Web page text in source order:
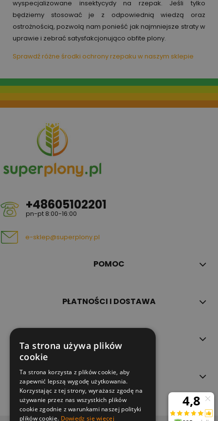
wyspecjalizowane insektycydy na rzepak. Jeśli tylko
będziemy stosować je z odpowiednią wiedzą oraz
ostrożnością, pozwolą nam ponieść jak najmniejsze straty w
uprawie i zebrać satysfakcjonująco obfite plony.
Sprawdź różne środki ochrony rzepaku w naszym sklepie
+48605102201
pn-pt 8:00-16:00
e-sklep@superplony.pl
POMOC
PŁATNOŚCI I DOSTAWA
O NAS
Ta strona używa plików
cookie
Ta strona korzysta z plików cookie, aby
zapewnić lepszą wygodę użytkowania.
Korzystając z tej strony, wyrażasz zgodę na
używanie przez nas wszystkich plików
cookie zgodnie z warunkami naszej polityki
plików cookie. Dowiedz się więcej